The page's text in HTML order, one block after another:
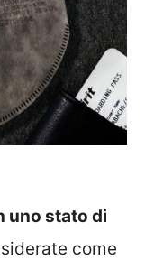
uno stato di
come